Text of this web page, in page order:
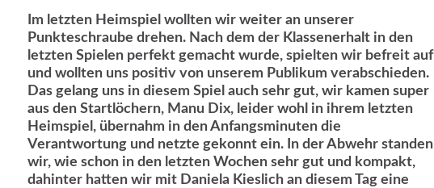
Im letzten Heimspiel wollten wir weiter an unserer
Punkteschraube drehen. Nach dem der Klassenerhalt in den
letzten Spielen perfekt gemacht wurde, spielten wir befreit auf
und wollten uns positiv von unserem Publikum verabschieden.
Das gelang uns in diesem Spiel auch sehr gut, wir kamen super
aus den Startlöchern, Manu Dix, leider wohl in ihrem letzten
Heimspiel, übernahm in den Anfangsminuten die
Verantwortung und netzte gekonnt ein. In der Abwehr standen
wir, wie schon in den letzten Wochen sehr gut und kompakt,
dahinter hatten wir mit Daniela Kieslich an diesem Tag eine